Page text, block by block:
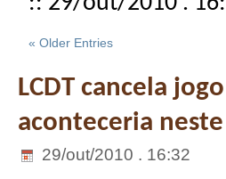
« Older Entries
LCDT cancela
aconteceria
29/out/2010 . 16:32